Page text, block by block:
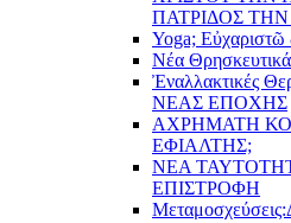
ΠΑΤΡΙΔΟΣ
Yoga;
Νέα
Ἐναλλακτικές
ΝΕΑΣ ΕΠΟΧΗΣ
ΑΧΡΗΜΑΤΗ
ΕΦΙΑΛΤΗΣ;
ΝΕΑ
ΕΠΙΣΤΡΟΦΗ
Μεταμοσχεύσεις: